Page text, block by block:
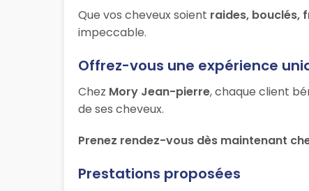
Que vos cheveux soient raides, bouclés,
impeccable.
Offrez-vous une expérience
Chez Mory Jean-pierre, chaque client
de ses cheveux.
Prenez rendez-vous dès maintenant
Prestations proposées